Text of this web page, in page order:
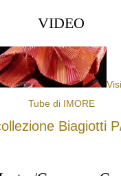
VIDEO
Tube di IMORE
Biagiotti